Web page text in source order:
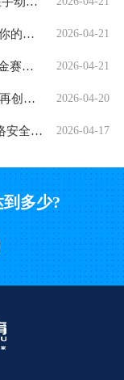
来 2026-04-21
？ 2026-04-21
！ 2026-04-20
人才 2026-04-17
多少?